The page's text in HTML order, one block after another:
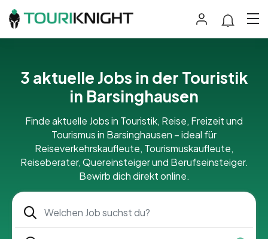
3 aktuelle Jobs in der Touristik
in Barsinghausen
Finde aktuelle Jobs in Touristik, Reise, Freizeit und
Tourismus in Barsinghausen – ideal für
Reiseverkehrskaufleute, Tourismuskaufleute,
Reiseberater, Quereinsteiger und Berufseinsteiger.
Bewirb dich direkt online.